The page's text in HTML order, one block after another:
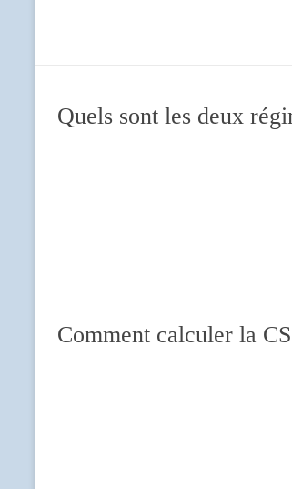
Quels sont les deux
Comment calculer la